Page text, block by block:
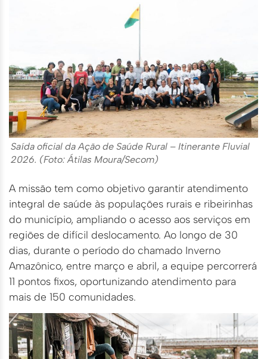
Saída oficial da Ação de Saúde Rural – Itinerante Fluvial
2026. (Foto: Átilas Moura/Secom)
A missão tem como objetivo garantir atendimento
integral de saúde às populações rurais e ribeirinhas
do município, ampliando o acesso aos serviços em
regiões de difícil deslocamento. Ao longo de 30
dias, durante o período do chamado Inverno
Amazônico, entre março e abril, a equipe percorrerá
11 pontos fixos, oportunizando atendimento para
mais de 150 comunidades.